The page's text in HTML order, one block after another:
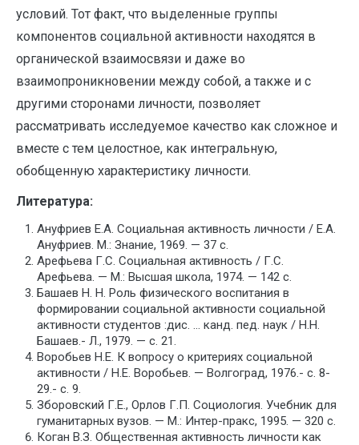
условий. Тот факт, что выделенные группы
компонентов социальной активности находятся в
органической взаимосвязи и даже во
взаимопроникновении между собой, а также и с
другими сторонами личности, позволяет
рассматривать исследуемое качество как сложное и
вместе с тем целостное, как интегральную,
обобщенную характеристику личности.
Литература:
Ануфриев Е.А. Социальная активность личности / Е.А.
Ануфриев. М.: Знание, 1969. — 37 с.
Арефьева Г.С. Социальная активность / Г.С.
Арефьева. — М.: Высшая школа, 1974. — 142 с.
Башаев Н. Н. Роль физического воспитания в
формировании социальной активности социальной
активности студентов :дис. … канд. пед. наук / Н.Н.
Башаев.- Л., 1979. — с. 21.
Воробьев Н.Е. К вопросу о критериях социальной
активности / Н.Е. Воробьев. — Волгоград, 1976.- с. 8-
29.- с. 9.
Зборовский Г.Е., Орлов Г.П. Социология. Учебник для
гуманитарных вузов. — М.: Интер-пракс, 1995. — 320 с.
Коган В.З. Общественная активность личности как